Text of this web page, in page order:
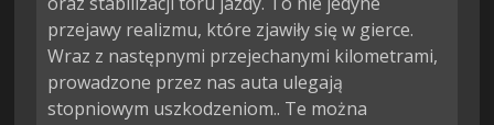
przejawy realizmu, które zjawiły się w gierce.
Wraz z następnymi przejechanymi kilometrami,
prowadzone przez nas auta ulegają
stopniowym uszkodzeniom.. Te można